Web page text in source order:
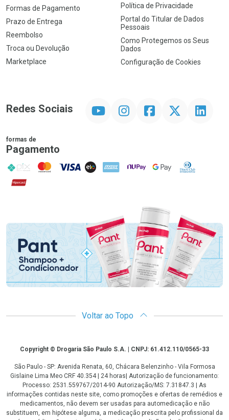
Formas de Pagamento
Prazo de Entrega
Reembolso
Troca ou Devolução
Marketplace
Política de Privacidade
Portal do Titular de Dados
Pessoais
Como Protegemos os Seus
Dados
Configuração de Cookies
Redes Sociais InstagramFacebookTwitter Linkedin
formas de
Pagamento
PIX MasterCard
VISA ELO AMEX NuPay Google PayDiners Club
Hipercard
Promoção em Destaque
Voltar ao Topo
CopyrightCopyright © Drogaria São Paulo S.A. | CNPJ: 61.412.110/0565-33
São Paulo - SP: Avenida Renata, 60, Chácara Belenzinho - Vila Formosa
Gislaine Lima Meo CRF 40.354 | 24 horas| Autorização de funcionamento:
Processo: 2531.559767/2014-90 Autorização/MS: 7.31847.3 | As
informações contidas neste site, como promoções e ofertas de remédios e
medicamentos, não devem ser usadas para automedicação e não
substituem, em hipótese alguma, a medicação prescrita pelo profissional da